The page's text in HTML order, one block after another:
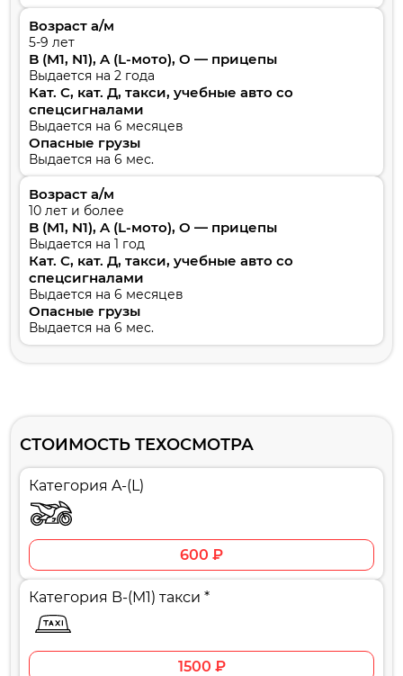
Возраст а/м
5-9 лет
B (M1, N1), A (L-мото), O — прицепы
Выдается на 2 года
Кат. С, кат. Д, такси, учебные авто со
спецсигналами
Выдается на 6 месяцев
Опасные грузы
Выдается на 6 мес.
Возраст а/м
10 лет и более
B (M1, N1), A (L-мото), O — прицепы
Выдается на 1 год
Кат. С, кат. Д, такси, учебные авто со
спецсигналами
Выдается на 6 месяцев
Опасные грузы
Выдается на 6 мес.
СТОИМОСТЬ ТЕХОСМОТРА
Категория A-(L)
600 ₽
Категория B-(M1) такси *
1500 ₽